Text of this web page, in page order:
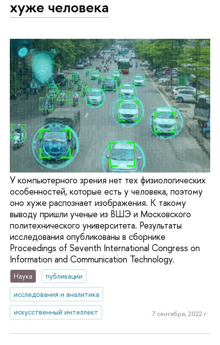
хуже человека
У компьютерного зрения нет тех физиологических
особенностей, которые есть у человека, поэтому
оно хуже распознает изображения. К такому
выводу пришли ученые из ВШЭ и Московского
политехнического университета. Результаты
исследования опубликованы в сборнике
Proceedings of Seventh International Congress on
Information and Communication Technology.
Наука
публикации
исследования и аналитика
искусственный интеллект
7 сентября, 2022 г.